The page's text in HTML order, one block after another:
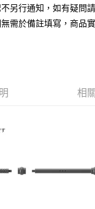
)
含以上)免運費
另行通知，如有疑問
需於備註填寫，商品
相